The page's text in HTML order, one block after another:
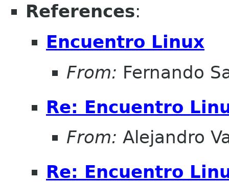
References:
Encuentro Linux
From: Fernando
Re: Encuentro
From: Alejandro
Re: Encuentro